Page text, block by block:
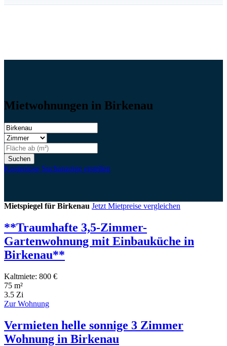
Mietwohnungen in Birkenau
Suchen
Kostenlose Suchanzeige erstellen
Mietspiegel für Birkenau Jetzt Mietpreise vergleichen
**Traumhafte 3,5-Zimmer-
Gartenwohnung mit Einbauküche in
Birkenau**
Kaltmiete: 800 €
75 m²
3.5 Zi
Zur Wohnung
Vermieten helle sonnige 3 Zimmer
Wohnung in Birkenau